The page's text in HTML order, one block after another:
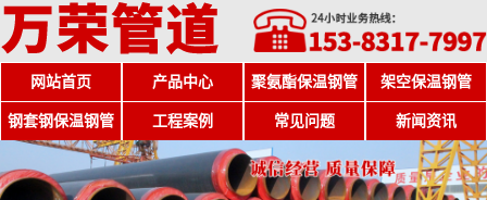
网站首页 产品中心 聚氨酯保温钢管 架空保温钢管
钢套钢保温钢管 工程案例 常见问题 新闻资讯